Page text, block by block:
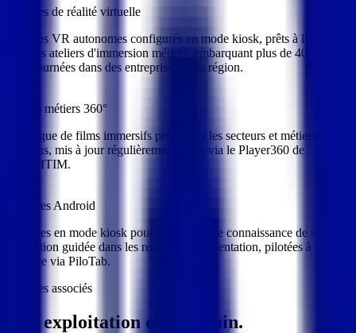
Casques de réalité virtuelle
Casques VR autonomes configurés en mode kiosk, prêts à l'emploi
pour les ateliers d'immersion métiers, embarquant plus de 40 vidéos
360° tournées dans des entreprises de la région.
Vidéos métiers 360°
Catalogue de films immersifs présentant les secteurs et métiers
ligériens, mis à jour régulièrement et lus via le Player360 de
REALITIM.
Tablettes Android
Tablettes en mode kiosk pour les ateliers de connaissance de soi et la
navigation guidée dans les ressources d'orientation, pilotées à
distance via PiloTab.
Services associés
Une exploitation clé en main.